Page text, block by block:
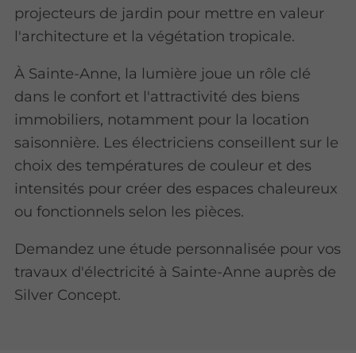
projecteurs de jardin pour mettre en valeur
l'architecture et la végétation tropicale.
À Sainte-Anne, la lumière joue un rôle clé
dans le confort et l'attractivité des biens
immobiliers, notamment pour la location
saisonnière. Les électriciens conseillent sur le
choix des températures de couleur et des
intensités pour créer des espaces chaleureux
ou fonctionnels selon les pièces.
Demandez une étude personnalisée pour vos
travaux d'électricité à Sainte-Anne auprès de
Silver Concept.